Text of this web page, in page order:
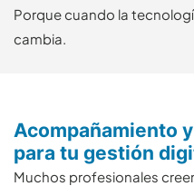
Porque cuando la
cambia.
Acompañamiento
para tu gestión
Muchos profesionales